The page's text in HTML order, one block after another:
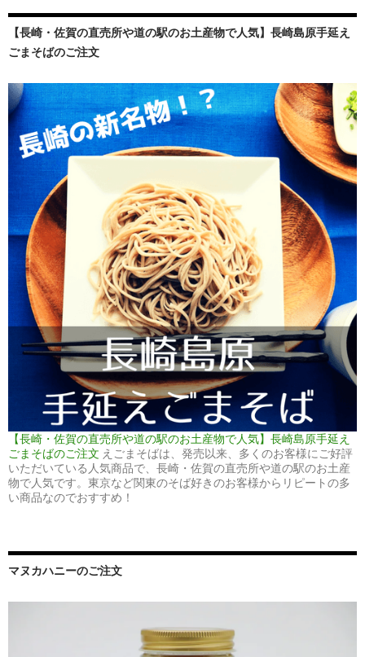
【長崎・佐賀の直売所や道の駅のお土産物で人気】長崎島原手延え
ごまそばのご注文
【長崎・佐賀の直売所や道の駅のお土産物で人気】長崎島原手延え
ごまそばのご注文 えごまそばは、発売以来、多くのお客様にご好評
いただいている人気商品で、長崎・佐賀の直売所や道の駅のお土産
物で人気です。東京など関東のそば好きのお客様からリピートの多
い商品なのでおすすめ！
マヌカハニーのご注文